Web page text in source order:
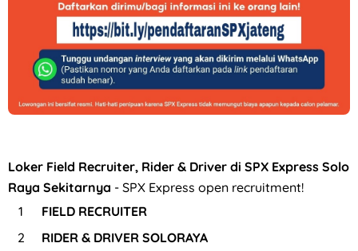
Loker Field Recruiter, Rider & Driver di SPX Express Solo
Raya Sekitarnya - SPX Express open recruitment!
FIELD RECRUITER
RIDER & DRIVER SOLORAYA